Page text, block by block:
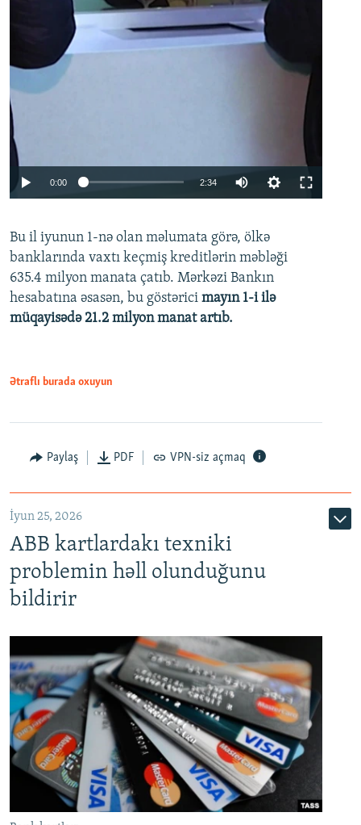
Auto 240p 360p 480p
720p 1080p
0:00 2:34
360p
480p
720p
Bu il iyunun 1-nə olan məlumata görə, ölkə
banklarında vaxtı keçmiş kreditlərin məbləği
635.4 milyon manata çatıb. Mərkəzi Bankın
hesabatına əsasən, bu göstərici mayın 1-i ilə
müqayisədə 21.2 milyon manat artıb.
Ətraflı burada oxuyun
Paylaş PDF VPN-siz açmaq
İyun 25, 2026
ABB kartlardakı texniki
problemin həll olunduğunu
bildirir